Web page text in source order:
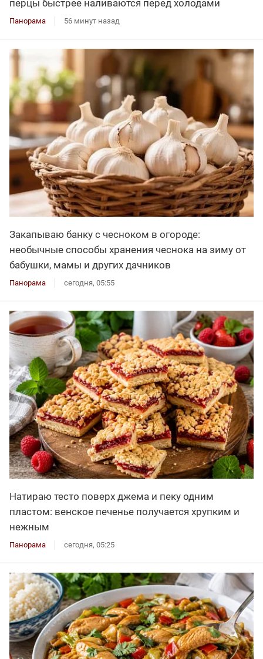
перцы быстрее наливаются перед холодами
Панорама 56 минут назад
Закапываю банку с чесноком в огороде:
необычные способы хранения чеснока на зиму от
бабушки, мамы и других дачников
Панорама сегодня, 05:55
Натираю тесто поверх джема и пеку одним
пластом: венское печенье получается хрупким и
нежным
Панорама сегодня, 05:25